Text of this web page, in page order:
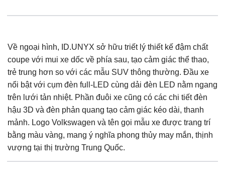
Về ngoại hình, ID.UNYX sở hữu triết lý thiết kế đậm chất
coupe với mui xe dốc về phía sau, tạo cảm giác thể thao,
trẻ trung hơn so với các mẫu SUV thông thường. Đầu xe
nổi bật với cụm đèn full-LED cùng dải đèn LED nằm ngang
trên lưới tản nhiệt. Phần đuôi xe cũng có các chi tiết đèn
hậu 3D và đèn phản quang tạo cảm giác kéo dài, thanh
mảnh. Logo Volkswagen và tên gọi mẫu xe được trang trí
bằng màu vàng, mang ý nghĩa phong thủy may mắn, thịnh
vượng tại thị trường Trung Quốc.